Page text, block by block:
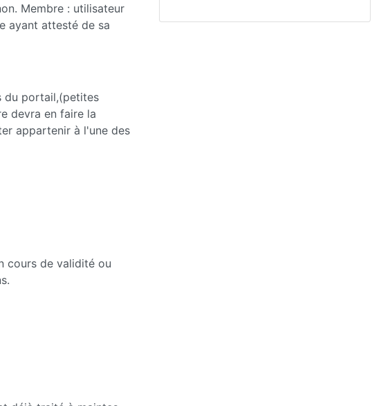
Membre : utilisateur
ayant attesté de sa
du portail,(petites
devra en faire la
appartenir à l'une des
cours de validité ou